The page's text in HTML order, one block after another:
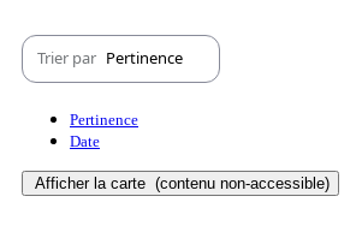
Trier par Pertinence
Pertinence
Date
Afficher la carte (contenu non-accessible)